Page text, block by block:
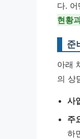
다.
현황
준
아래
의 상
사
주
하